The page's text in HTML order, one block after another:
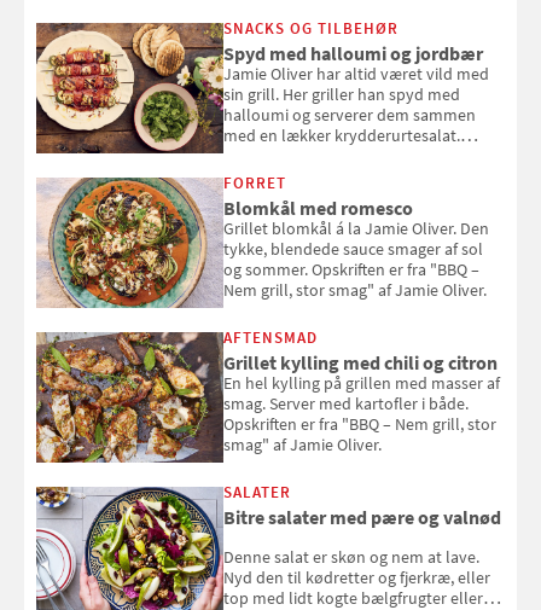
SNACKS OG TILBEHØR
Spyd med halloumi og jordbær
Jamie Oliver har altid været vild med
sin grill. Her griller han spyd med
halloumi og serverer dem sammen
med en lækker krydderurtesalat.
smag" af Jamie Oliver.
FORRET
Blomkål med romesco
Grillet blomkål á la Jamie Oliver. Den
tykke, blendede sauce smager af sol
og sommer. Opskriften er fra "BBQ –
Nem grill, stor smag" af Jamie Oliver.
AFTENSMAD
Grillet kylling med chili og citron
En hel kylling på grillen med masser af
smag. Server med kartofler i både.
Opskriften er fra "BBQ – Nem grill, stor
smag" af Jamie Oliver.
SALATER
Bitre salater med pære og valnød
Denne salat er skøn og nem at lave.
Nyd den til kødretter og fjerkræ, eller
top med lidt kogte bælgfrugter eller